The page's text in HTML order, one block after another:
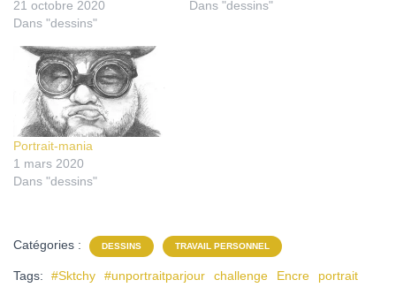
21 octobre 2020
Dans "dessins"
Dans "dessins"
Portrait-mania
1 mars 2020
Dans "dessins"
Catégories : DESSINS TRAVAIL PERSONNEL
Tags: #Sktchy #unportraitparjour challenge Encre portrait